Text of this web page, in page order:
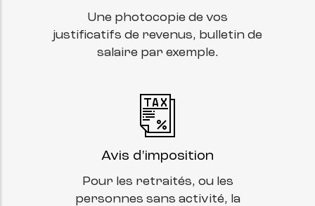
Une photocopie de vos
justificatifs de revenus, bulletin de
salaire par exemple.
Avis d'imposition
Pour les retraités, ou les
personnes sans activité, la